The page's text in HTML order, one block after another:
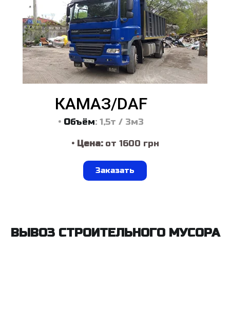
КАМАЗ/DAF
• Объём: 1,5т / 3м3
• Цена: от 1600 грн
Заказать
ВЫВОЗ СТРОИТЕЛЬНОГО МУСОРА